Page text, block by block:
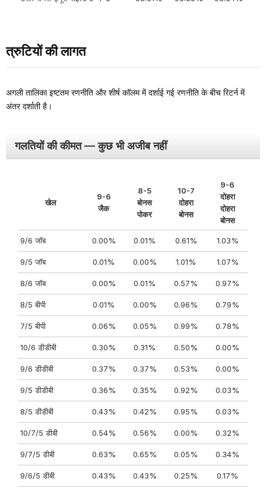
त्रुटियों की लागत
अगली तालिका इष्टतम रणनीति और शीर्ष कॉलम में दर्शाई गई रणनीति के बीच रिटर्न में
अंतर दर्शाती है।
गलतियों की कीमत — कुछ भी अजीब नहीं
खेल
9-6
जैक
8-5
बोनस
पोकर
10-7
दोहरा
बोनस
9-6
दोहरा
दोहरा
बोनस
9/6 जॉब 0.00% 0.01% 0.61% 1.03%
9/5 जॉब 0.01% 0.00% 1.01% 1.07%
8/6 जॉब 0.00% 0.01% 0.57% 0.97%
8/5 बीपी 0.01% 0.00% 0.96% 0.79%
7/5 बीपी 0.06% 0.05% 0.99% 0.78%
10/6 डीडीबी 0.30% 0.31% 0.50% 0.00%
9/6 डीडीबी 0.37% 0.37% 0.53% 0.00%
9/5 डीडीबी 0.36% 0.35% 0.92% 0.03%
8/5 डीडीबी 0.43% 0.42% 0.95% 0.03%
10/7/5 डीबी 0.54% 0.56% 0.00% 0.32%
9/7/5 डीबी 0.63% 0.65% 0.05% 0.34%
9/6/5 डीबी 0.43% 0.43% 0.25% 0.17%